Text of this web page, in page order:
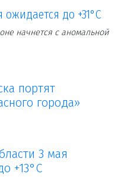
до +31°С
начнется с аномальной
портят
города»
3 мая
+13°С